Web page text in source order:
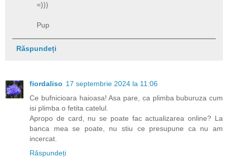
=)))
Pup
Răspundeți
fiordaliso 17 septembrie 2024 la 11:06
Ce bufnicioara haioasa! Asa pare, ca plimba buburuza cum
isi plimba o fetita catelul.
Apropo de card, nu se poate fac actualizarea online? La
banca mea se poate, nu stiu ce presupune ca nu am
incercat.
Răspundeți